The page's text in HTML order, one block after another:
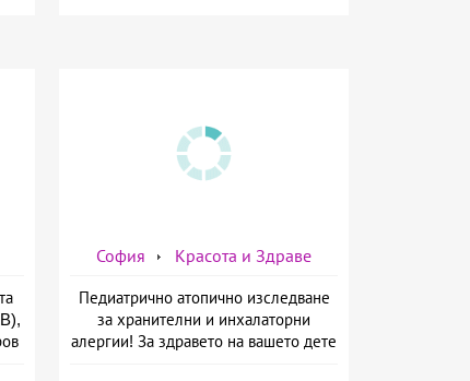
София Красота и Здраве
Педиатрично атопично изследване
за хранителни и инхалаторни
алергии! За здравето на вашето дете